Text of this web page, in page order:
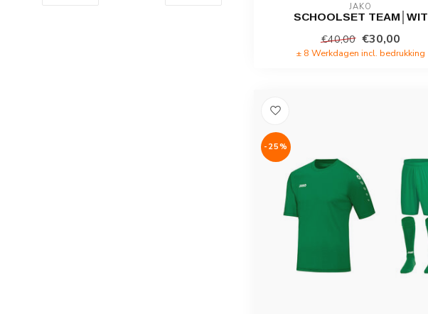
JAKO
SCHOOLSET TEAM│WIT
€40,00 €30,00
± 8 Werkdagen incl. bedrukking
-25%